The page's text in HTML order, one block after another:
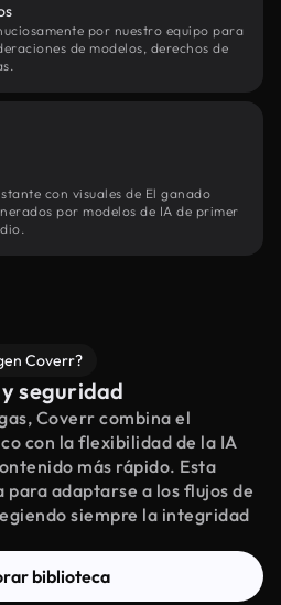
por nuestro equipo para
de modelos, derechos de
con visuales de El ganado
por modelos de IA de primer
Coverr?
seguridad
Coverr combina el
con la flexibilidad de la IA
más rápido. Esta
para adaptarse a los flujos de
siempre la integridad
biblioteca